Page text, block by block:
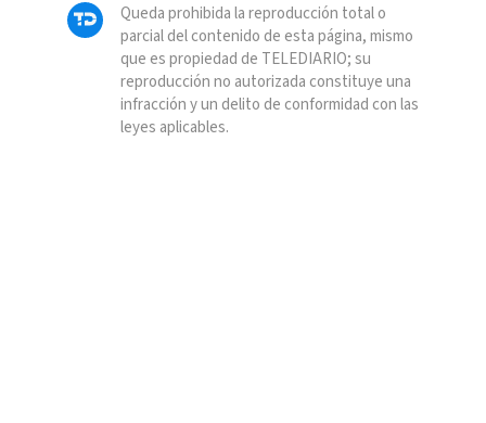
Queda prohibida la reproducción total o
parcial del contenido de esta página, mismo
que es propiedad de TELEDIARIO; su
reproducción no autorizada constituye una
infracción y un delito de conformidad con las
leyes aplicables.